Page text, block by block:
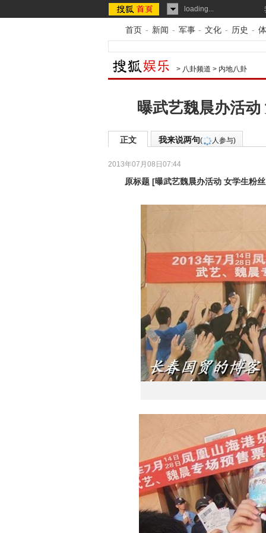
loading...
首页 - 新闻 - 军事 - 文化 - 历史 -
> 八卦频道 > 内地八卦
曝武艺魏晨办活
正文 我来说两句( 人参与)
2013年07月08日07:44
原标题 [曝武艺魏晨办活动 女学生粉